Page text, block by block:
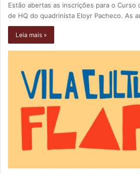
Estão abertas as inscrições para o Curso
de HQ do quadrinista Eloyr Pacheco. As
Leia mais »